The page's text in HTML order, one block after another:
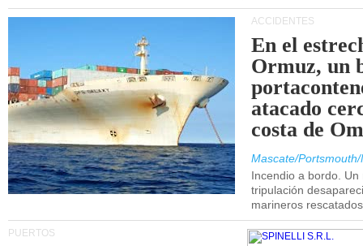
ACCIDENTES
En el
Ormuz, un
atacado
costa de
Mascate/
Incendio a bordo.
tripulación
marineros
PUERTOS